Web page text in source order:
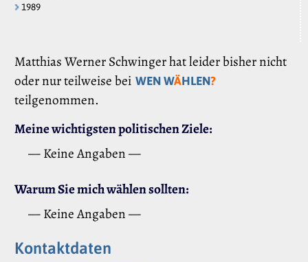
1989
Matthias Werner Schwinger hat leider bisher nicht
oder nur teilweise bei WEN WÄHLEN?
teilgenommen.
Meine wichtigsten politischen Ziele:
— Keine Angaben —
Warum Sie mich wählen sollten:
— Keine Angaben —
Kontaktdaten